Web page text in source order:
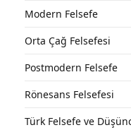
Modern Felsefe
Orta Çağ Felsefesi
Postmodern Felsefe
Rönesans Felsefesi
Türk Felsefe ve